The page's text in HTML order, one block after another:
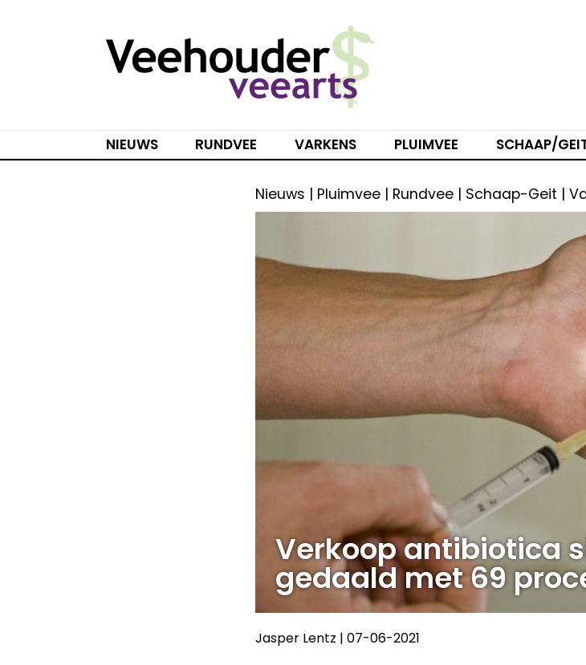
NIEUWS RUNDVEE VARKENS PLUIMVEE SCHAAP/
Nieuws | Pluimvee | Rundvee | Schaap-Geit |
Verkoop antibiotica
gedaald met 69
Jasper Lentz | 07-06-2021